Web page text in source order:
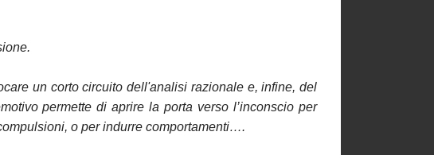
un corto circuito dell'analisi razionale e, infine, del
permette di aprire la porta verso l’inconscio per
o per indurre comportamenti….